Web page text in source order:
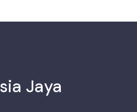
Jaya